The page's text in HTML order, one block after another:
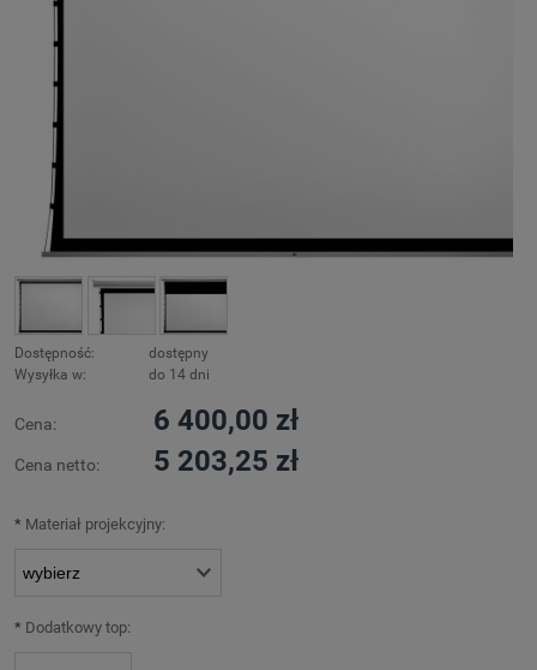
Dostępność:
dostępny
Wysyłka w:
do 14 dni
Cena: 6 400,00 zł
Cena netto: 5 203,25 zł
* Materiał projekcyjny:
* Dodatkowy top: